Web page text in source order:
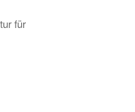
für